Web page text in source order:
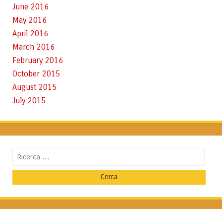
June 2016
May 2016
April 2016
March 2016
February 2016
October 2015
August 2015
July 2015
Cerca